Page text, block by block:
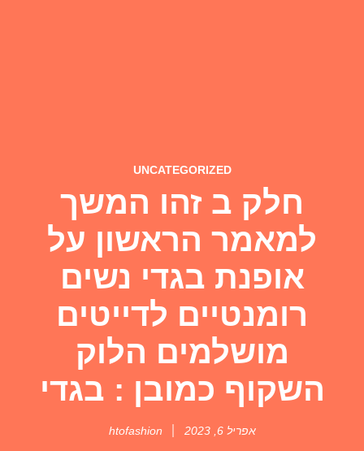
UNCATEGORIZED
חלק ב זהו המשך
למאמר הראשון על
אופנת בגדי נשים
רומנטיים לדייטים
מושלמים הלוק
השקוף כמובן : בגדי
אפריל 6, 2023 htofashion